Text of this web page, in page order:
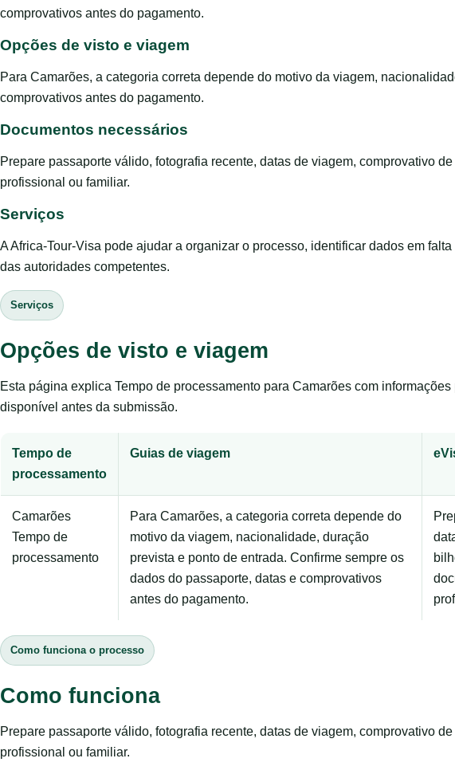
comprovativos antes do pagamento.
Opções de visto e viagem
Para Camarões, a categoria correta depende do motivo da viagem,
comprovativos antes do pagamento.
Documentos necessários
Prepare passaporte válido, fotografia recente, datas de viagem, comprovativo
profissional ou familiar.
Serviços
A Africa-Tour-Visa pode ajudar a organizar o processo, identificar dados em
das autoridades competentes.
Serviços
Opções de visto e viagem
Esta página explica Tempo de processamento para Camarões com
disponível antes da submissão.
Tempo de
processamento
Guias de viagem
Camarões
Tempo de
processamento
Para Camarões, a categoria correta depende do
motivo da viagem, nacionalidade, duração
prevista e ponto de entrada. Confirme sempre os
dados do passaporte, datas e comprovativos
antes do pagamento.
Como funciona o processo
Como funciona
Prepare passaporte válido, fotografia recente, datas de viagem, comprovativo
profissional ou familiar.